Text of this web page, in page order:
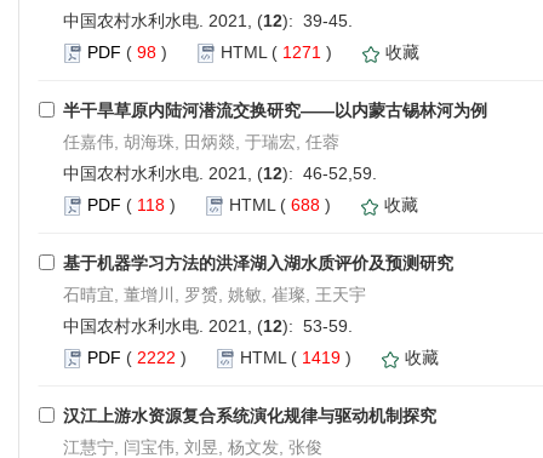
中国农村水利水电. 2021, (12): 39-45.
PDF ( 98 ) HTML ( 1271 ) 收藏
半干旱草原内陆河潜流交换研究——以内蒙古锡林河为例
任嘉伟, 胡海珠, 田炳燚, 于瑞宏, 任蓉
中国农村水利水电. 2021, (12): 46-52,59.
PDF ( 118 ) HTML ( 688 ) 收藏
基于机器学习方法的洪泽湖入湖水质评价及预测研究
石晴宜, 董增川, 罗赟, 姚敏, 崔璨, 王天宇
中国农村水利水电. 2021, (12): 53-59.
PDF ( 2222 ) HTML ( 1419 ) 收藏
汉江上游水资源复合系统演化规律与驱动机制探究
江慧宁, 闫宝伟, 刘昱, 杨文发, 张俊